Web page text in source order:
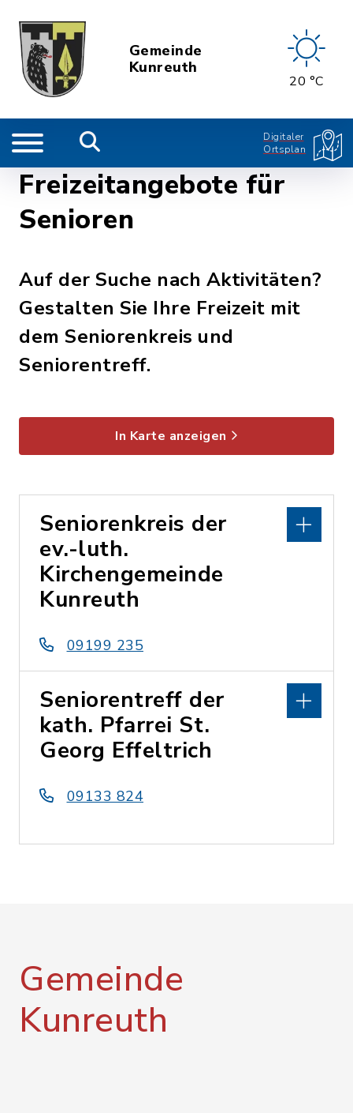
Gemeinde
Kunreuth
20 °C
Digitaler
Ortsplan
Freizeitangebote für
Senioren
Auf der Suche nach Aktivitäten?
Gestalten Sie Ihre Freizeit mit
dem Seniorenkreis und
Seniorentreff.
In Karte anzeigen
Seniorenkreis der
ev.-luth.
Kirchengemeinde
Kunreuth
09199 235
Seniorentreff der
kath. Pfarrei St.
Georg Effeltrich
09133 824
Gemeinde
Kunreuth